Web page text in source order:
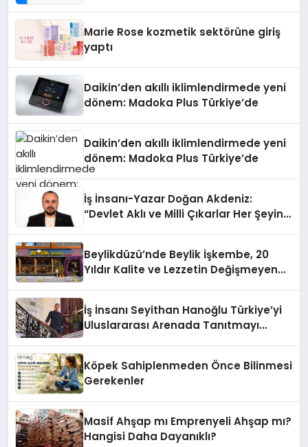
Marie Rose kozmetik sektörüne giriş
yaptı
Daikin’den akıllı iklimlendirmede yeni
dönem: Madoka Plus Türkiye’de
Daikin’den akıllı iklimlendirmede yeni
dönem: Madoka Plus Türkiye’de
İş İnsanı-Yazar Doğan Akdeniz:
“Devlet Aklı ve Milli Çıkarlar Her Şeyin
Beylikdüzü’nde Beylik İşkembe, 20
Yıldır Kalite ve Lezzetin Değişmeyen
İş İnsanı Seyithan Hanoğlu Türkiye’yi
Uluslararası Arenada Tanıtmayı
Köpek Sahiplenmeden Önce Bilinmesi
Gerekenler
Masif Ahşap mı Emprenyeli Ahşap mı?
Hangisi Daha Dayanıklı?